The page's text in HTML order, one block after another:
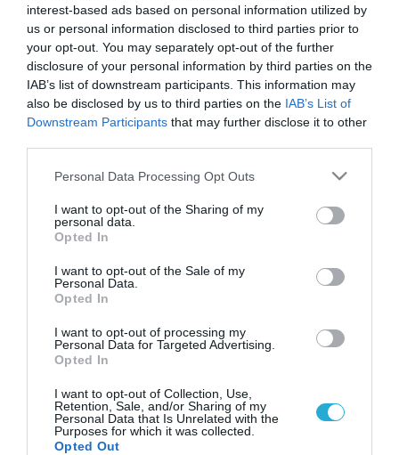
interest-based ads based on personal information utilized by
us or personal information disclosed to third parties prior to
your opt-out. You may separately opt-out of the further
disclosure of your personal information by third parties on the
IAB’s list of downstream participants. This information may
also be disclosed by us to third parties on the IAB’s List of
Downstream Participants that may further disclose it to other
Please note that this website/app uses one or more Google
not limited to your visit or usage behaviour. You may click to
grant or deny consent to Google and its third-party tags to
use your data for below specified purposes in below Google
consent section.
Personal Data Processing Opt Outs
I want to opt-out of the Sharing of my
personal data.
Opted In
I want to opt-out of the Sale of my
Personal Data.
Opted In
I want to opt-out of processing my
Personal Data for Targeted Advertising.
Opted In
I want to opt-out of Collection, Use,
Retention, Sale, and/or Sharing of my
Personal Data that Is Unrelated with the
Purposes for which it was collected.
Opted Out
14.12.2024 | 17:33
Γάζα: Τουλάχιστον 18 Παλαιστίνιοι
σκοτώθηκαν από νέες αεροπορικές
επιδρομές του Ισραήλ
ποδήλατα και ιδιωτικά αυτοκίνητα από το σημείο της
επίθεσης στο νοσοκομείο